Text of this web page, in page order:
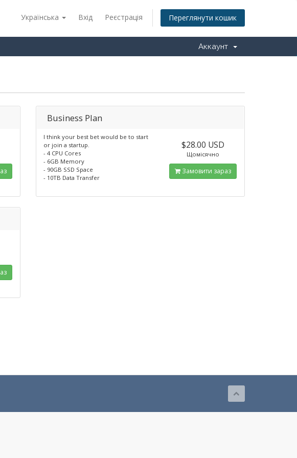
Українська Вхід Реєстрація Переглянути кошик
Аккаунт
Business Plan
I think your best bet would be to start
or join a startup.
- 4 CPU Cores
- 6GB Memory
- 90GB SSD Space
- 10TB Data Transfer
$28.00 USD
Щомісячно
Замовити зараз